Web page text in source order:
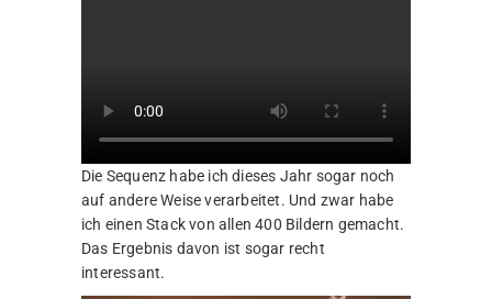
Die Sequenz habe ich dieses Jahr sogar noch
auf andere Weise verarbeitet. Und zwar habe
ich einen Stack von allen 400 Bildern gemacht.
Das Ergebnis davon ist sogar recht
interessant.